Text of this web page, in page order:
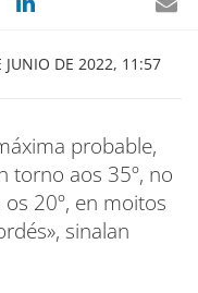
JUNIO DE 2022, 11:57
probable,
torno aos 35º, no
20º, en moitos
sinalan